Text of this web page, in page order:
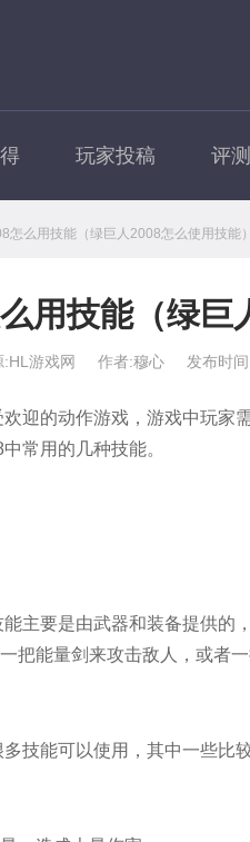
玩家投稿 评
怎么用技能（绿巨人2008怎么使用技能）
用技能（绿巨
游戏网 作者:穆心 发布时
迎的动作游戏，游戏中玩家
常用的几种技能。
主要是由武器和装备提供的
把能量剑来攻击敌人，或者一
技能可以使用，其中一些比